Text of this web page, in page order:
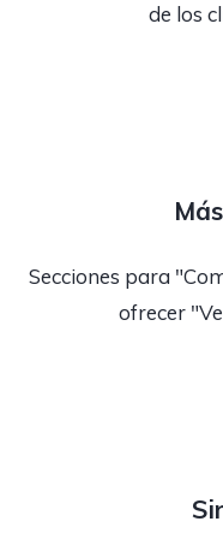
de los
Secciones para
ofrecer